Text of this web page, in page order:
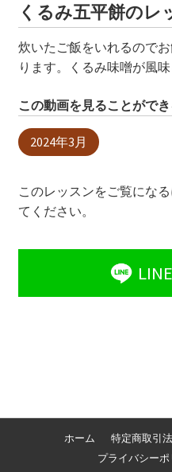
くるみ五平餅のレ
炊いたご飯をいれるので
ります。くるみ味噌が風
この動画を見ることがで
2024年3月
このレッスンをご覧にな
てください。
ホーム 特定商取引
プライバシーポ